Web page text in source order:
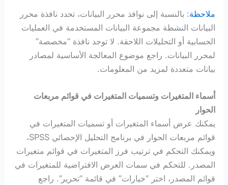
ملاحظة: بالنسبة إلى نوافذ محرر البيانات، تحدد نافذة محرر
البيانات النشطة مجموعة البيانات المستخدمة في العمليات
الحسابية أو التحليلات اللاحقة. لا توجد نافذة “مخصصة”
لمحرر البيانات. راجع موضوع المعالجة الأساسية لمصادر
بيانات متعددة لمزيد من المعلومات.
أسماء المتغيرات وتسميات المتغيرات في قوائم مربعات
الحوار
يمكنك عرض أسماء المتغيرات أو تسميات المتغيرات في
قوائم مربعات الحوار في برنامج التحليل الإحصائي SPSS،
ويمكنك التحكم في ترتيب فرز المتغيرات في قوائم متغيرات
المصدر. للتحكم في سمات العرض الافتراضية للمتغيرات في
قوائم المصدر، اختر “خيارات” في قائمة “تحرير”. راجع